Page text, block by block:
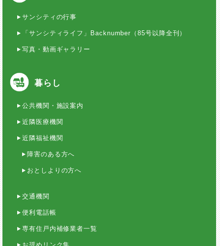
サンシティの行事
「サンシティライフ」Backnumber（85号以降全刊）
写真・動画ギャラリー
暮らし
公共機関・施設案内
近隣医療機関
近隣福祉機関
障害のある方へ
おとしよりの方へ
交通機関
便利電話帳
専有住戸内補修業者一覧